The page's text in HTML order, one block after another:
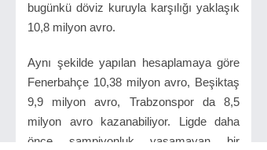
bugünkü döviz kuruyla karşılığı yaklaşık
10,8 milyon avro.
Aynı şekilde yapılan hesaplamaya göre
Fenerbahçe 10,38 milyon avro, Beşiktaş
9,9 milyon avro, Trabzonspor da 8,5
milyon avro kazanabiliyor. Ligde daha
önce şampiyonluk yaşamayan bir